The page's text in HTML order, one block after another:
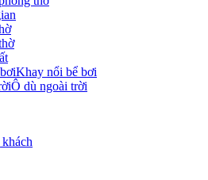
Khay nổi bể bơi
Ô dù ngoài trời